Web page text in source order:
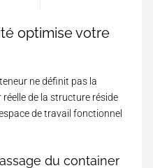
optimise votre
ne définit pas la
de la structure réside
de travail fonctionnel
du container